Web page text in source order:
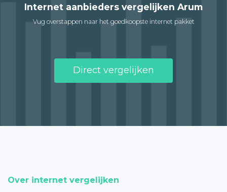
Internet aanbieders vergelijken Arum
Vug overstappen naar het goedkoopste internet pakket
Direct vergelijken
Over internet vergelijken